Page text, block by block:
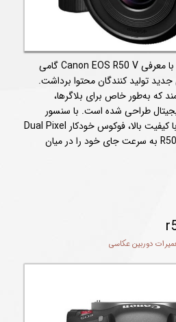
در فوریه سال ۲۰۲۳، شرکت کانن با معرفی Canon EOS R50 V گامی
تولید کنندگان محتوا برداشت.
که به‌طور خاص برای بلاگرها،
طراحی شده است. با سنسور
APS-C، قابلیت فیلم‌برداری 4K با کیفیت بالا، فوکوس خودکار Dual Pixel
هوشمند و طراحی جمع‌وجور، R50 V به سرعت جای خود را در میان
دوربین عکاسی